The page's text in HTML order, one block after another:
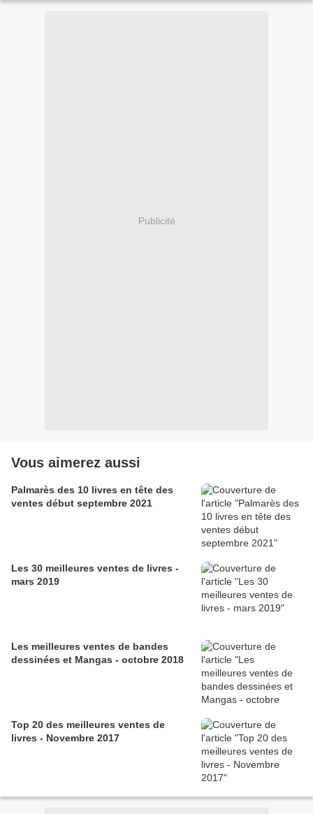
Publicité
Vous aimerez aussi
Palmarès des 10 livres en tête des
ventes début septembre 2021
Les 30 meilleures ventes de livres -
mars 2019
Les meilleures ventes de bandes
dessinées et Mangas - octobre 2018
Top 20 des meilleures ventes de
livres - Novembre 2017